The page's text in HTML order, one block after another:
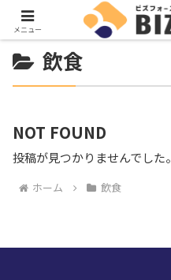
飲食
NOT FOUND
投稿が見つかりませんでした。
ホーム 飲食
メニュー